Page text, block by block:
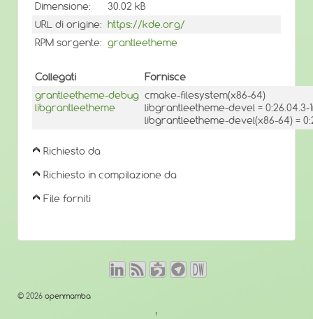
Dimensione:
30.02 kB
URL di origine: https://kde.org/
RPM sorgente: grantleetheme
Collegati
Fornisce
grantleetheme-debug
libgrantleetheme
cmake-filesystem(x86-64)
libgrantleetheme-devel = 0:26.04.3-
libgrantleetheme-devel(x86-64) =
Richiesto da
Richiesto in compilazione da
File forniti
© 2026 openmamba
↑